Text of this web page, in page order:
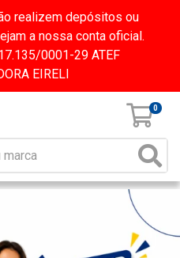
realizem depósitos ou
a nossa conta oficial.
0001-29 ATEF
EIRELI
0